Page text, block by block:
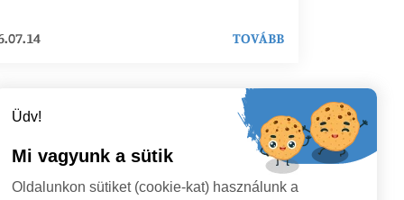
valamint a két ország üzleti szereplői
TOVÁBB
Üdv!
Mi vagyunk a sütik
Oldalunkon sütiket (cookie-kat) használunk a